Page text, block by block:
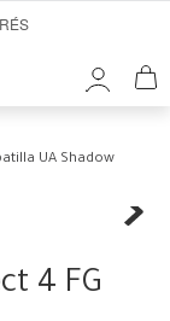
UA Shadow
4 FG